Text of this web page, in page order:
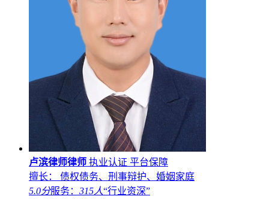
卢滨律师律师 执业认证 平台保障
擅长： 债权债务、刑事辩护、婚姻家庭
5.0分服务： 315人“行业资深”